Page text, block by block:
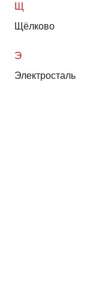
Щ
Щёлково
Э
Электросталь